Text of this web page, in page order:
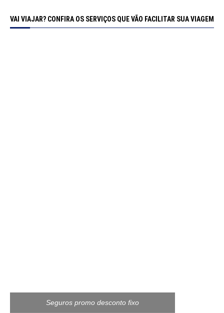
VAI VIAJAR? CONFIRA OS SERVIÇOS QUE VÃO FACILITAR SUA VIAGEM
Seguros promo desconto fixo